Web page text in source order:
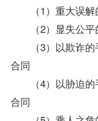
（1）重大误解
（2）显失公平
（3）以欺诈的
合同
（4）以胁迫的
合同